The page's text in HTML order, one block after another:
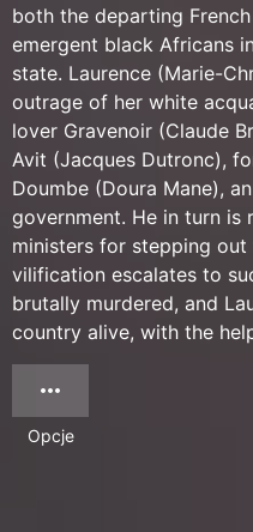
both the departing
emergent black Africans
state. Laurence (Marie-
outrage of her white
lover Gravenoir (Claude
Avit (Jacques Dutronc),
Doumbe (Doura Mane),
government. He in turn
ministers for stepping
vilification escalates to
brutally murdered, and
country alive, with the
Opcje